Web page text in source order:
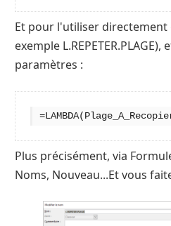
Et pour l'utiliser directement
exemple
paramètres :
Plus précisément, via
Noms, Nouveau...Et vous